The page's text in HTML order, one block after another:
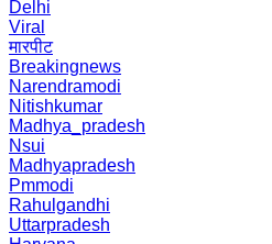
Delhi
Viral
मारपीट
Breakingnews
Narendramodi
Nitishkumar
Madhya_pradesh
Nsui
Madhyapradesh
Pmmodi
Rahulgandhi
Uttarpradesh